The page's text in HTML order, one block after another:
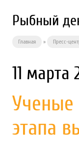
Рыбный
Главная » Пресс-
11 марта
Ученые
этапа